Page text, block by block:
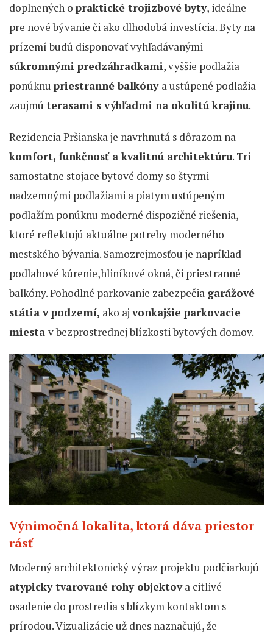
doplnených o praktické trojizbové byty, ideálne
pre nové bývanie či ako dlhodobá investícia. Byty na
prízemí budú disponovať vyhľadávanými
súkromnými predzáhradkami, vyššie podlažia
ponúknu priestranné balkóny a ustúpené podlažia
zaujmú terasami s výhľadmi na okolitú krajinu.
Rezidencia Pršianska je navrhnutá s dôrazom na
komfort, funkčnosť a kvalitnú architektúru. Tri
samostatne stojace bytové domy so štyrmi
nadzemnými podlažiami a piatym ustúpeným
podlažím ponúknu moderné dispozičné riešenia,
ktoré reflektujú aktuálne potreby moderného
mestského bývania. Samozrejmosťou je napríklad
podlahové kúrenie,hliníkové okná, či priestranné
balkóny. Pohodlné parkovanie zabezpečia garážové
státia v podzemí, ako ajvonkajšie parkovacie
miesta v bezprostrednej blízkosti bytových domov.
Výnimočná lokalita, ktorá dáva priestor
rásť
Moderný architektonický výraz projektu podčiarkujú
atypicky tvarované rohy objektova citlivé
osadenie do prostredia s blízkym kontaktom s
prírodou. Vizualizácie už dnes naznačujú, že